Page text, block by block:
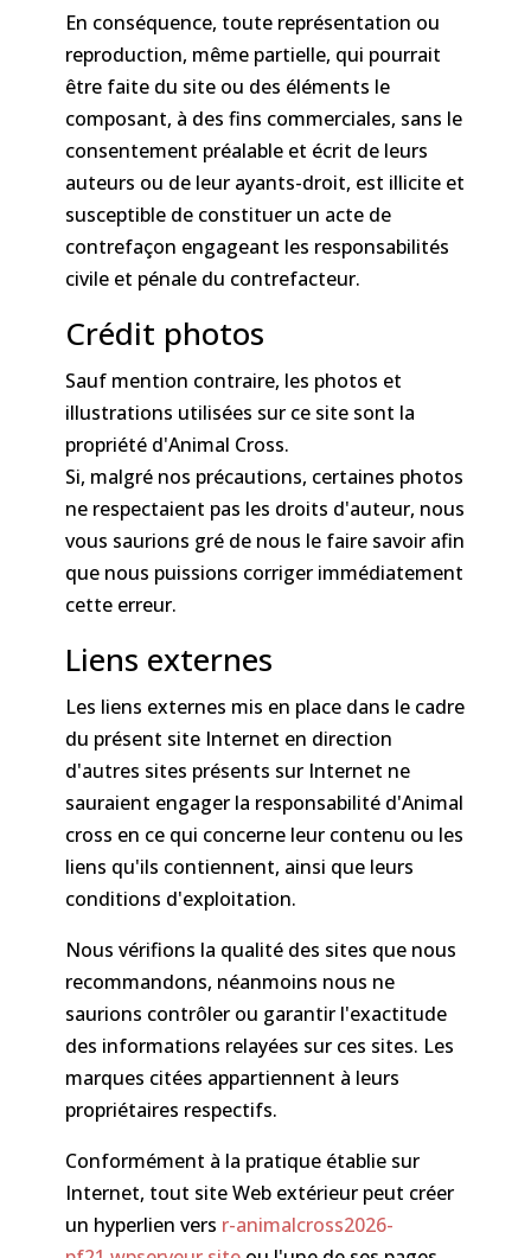
En conséquence, toute représentation ou
reproduction, même partielle, qui pourrait
être faite du site ou des éléments le
composant, à des fins commerciales, sans le
consentement préalable et écrit de leurs
auteurs ou de leur ayants-droit, est illicite et
susceptible de constituer un acte de
contrefaçon engageant les responsabilités
civile et pénale du contrefacteur.
Crédit photos
Sauf mention contraire, les photos et
illustrations utilisées sur ce site sont la
propriété d'Animal Cross.
Si, malgré nos précautions, certaines photos
ne respectaient pas les droits d'auteur, nous
vous saurions gré de nous le faire savoir afin
que nous puissions corriger immédiatement
cette erreur.
Liens externes
Les liens externes mis en place dans le cadre
du présent site Internet en direction
d'autres sites présents sur Internet ne
sauraient engager la responsabilité d'Animal
cross en ce qui concerne leur contenu ou les
liens qu'ils contiennent, ainsi que leurs
conditions d'exploitation.
Nous vérifions la qualité des sites que nous
recommandons, néanmoins nous ne
saurions contrôler ou garantir l'exactitude
des informations relayées sur ces sites. Les
marques citées appartiennent à leurs
propriétaires respectifs.
Conformément à la pratique établie sur
Internet, tout site Web extérieur peut créer
un hyperlien vers r-animalcross2026-